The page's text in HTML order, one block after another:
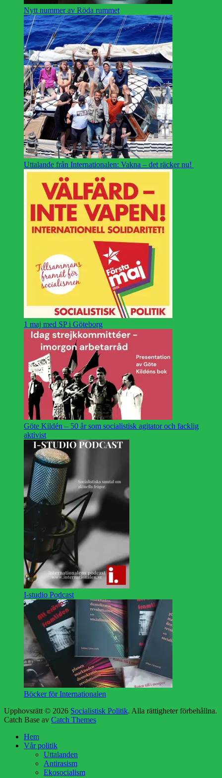
Nytt nummer av Röda rummet
Uttalande från Internationalen: Vakna – det räcker nu!
1 maj med SP i Göteborg
Göte Kildén – 50 år som socialistisk agitator och facklig
aktivist
I-studio Podcast
Böcker för Internationalen
Upphovsrätt © 2026 Socialistisk Politik. Alla rättigheter förbehållna.
Catch Base av Catch Themes
Hem
Vår politik
Uttalanden
Antirasism
Ekosocialism